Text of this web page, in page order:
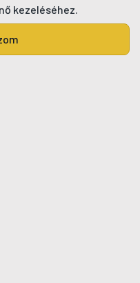
kezeléséhez.